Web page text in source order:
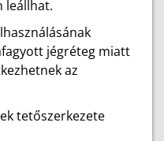
leállhat.
jégréteg miatt
az
tetőszerkezete